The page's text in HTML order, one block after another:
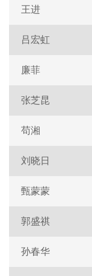
王进
吕宏虹
廉菲
张芝昆
苟湘
刘晓日
甄蒙蒙
郭盛祺
孙春华